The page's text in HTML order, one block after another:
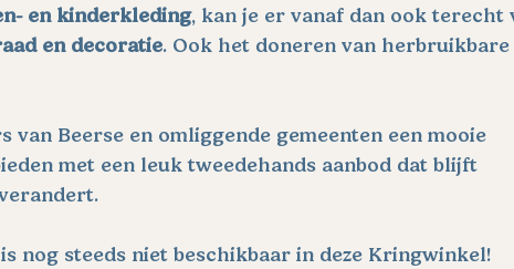
en kinderkleding, kan je er vanaf dan ook terecht
en decoratie. Ook het doneren van herbruikbare
van Beerse en omliggende gemeenten een mooie
met een leuk tweedehands aanbod dat blijft
nog steeds niet beschikbaar in deze Kringwinkel!